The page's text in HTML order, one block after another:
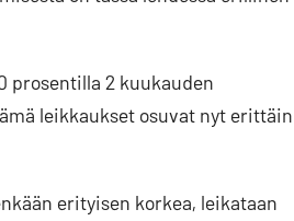
prosentilla 2 kuukauden
leikkaukset osuvat nyt erittäin
erityisen korkea, leikataan